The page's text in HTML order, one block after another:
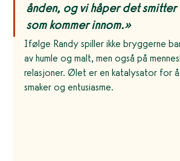
ånden, og vi håper det
som kommer innom.»
Ifølge Randy spiller ikke bryggerne
av humle og malt, men også på
relasjoner. Ølet er en katalysator for
smaker og entusiasme.